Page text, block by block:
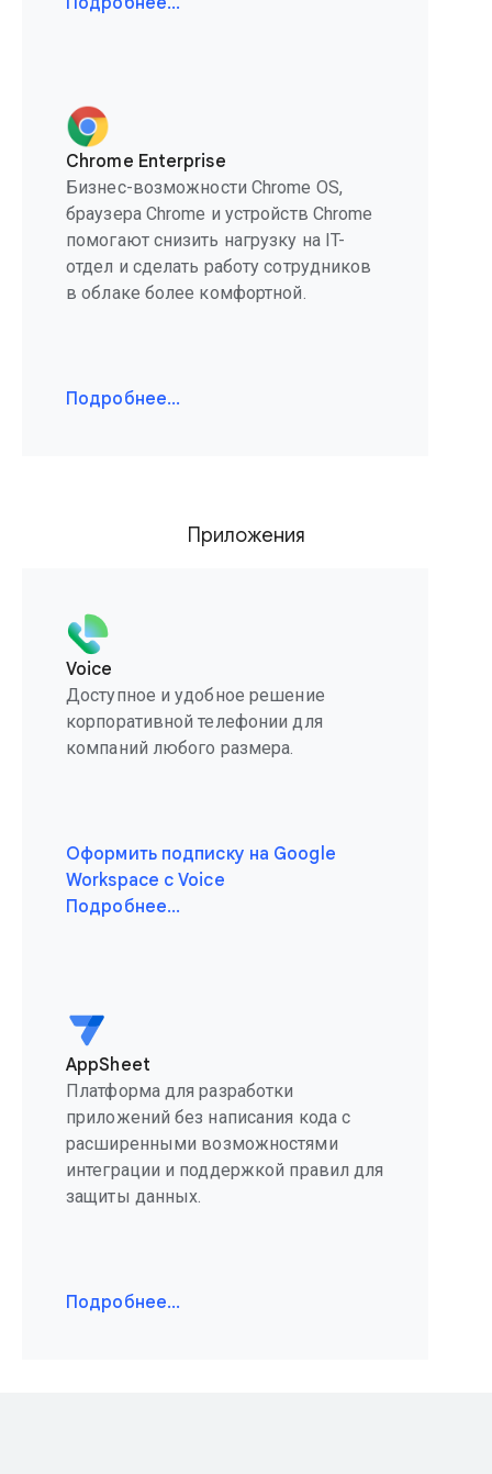
Chrome Enterprise
Бизнес-возможности Chrome OS,
браузера Chrome и устройств Chrome
помогают снизить нагрузку на IT-
отдел и сделать работу сотрудников
в облаке более комфортной.
Подробнее…
Приложения
Voice
Доступное и удобное решение
корпоративной телефонии для
компаний любого размера.
Оформить подписку на Google
Workspace с Voice
Подробнее…
AppSheet
Платформа для разработки
приложений без написания кода с
расширенными возможностями
интеграции и поддержкой правил для
защиты данных.
Подробнее…